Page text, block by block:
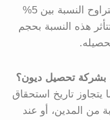
المبرم بين الدائن والشركة. غالباً ما تتراوح النسبة بين 5%
هذه النسبة بحجم
تاريخ استحقاق
دون استجابة من المدين، أو عند